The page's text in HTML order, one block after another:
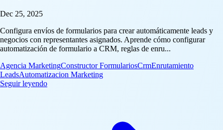
Dec 25, 2025
Configura envíos de formularios para crear automáticamente leads y
negocios con representantes asignados. Aprende cómo configurar
automatización de formulario a CRM, reglas de enru...
Agencia MarketingConstructor FormulariosCrmEnrutamiento
LeadsAutomatizacion Marketing
Seguir leyendo: Constructor de Formularios → CRM → Etapas de